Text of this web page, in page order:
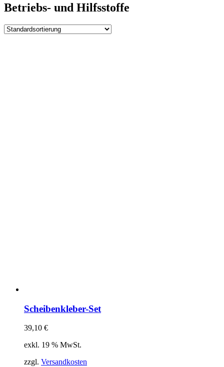
Betriebs- und Hilfsstoffe
Scheibenkleber-Set
39,10 €
exkl. 19 % MwSt.
zzgl. Versandkosten